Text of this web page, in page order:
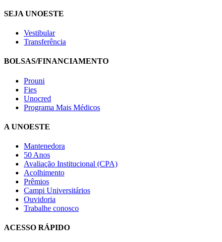
SEJA UNOESTE
Vestibular
Transferência
BOLSAS/FINANCIAMENTO
Prouni
Fies
Unocred
Programa Mais Médicos
A UNOESTE
Mantenedora
50 Anos
Avaliação Institucional (CPA)
Acolhimento
Prêmios
Campi Universitários
Ouvidoria
Trabalhe conosco
ACESSO RÁPIDO